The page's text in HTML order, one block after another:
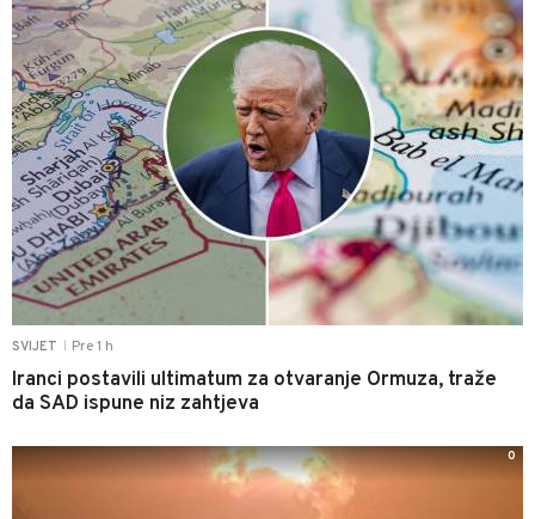
SVIJET Pre 1 h
Iranci postavili ultimatum za otvaranje Ormuza, traže
da SAD ispune niz zahtjeva
0